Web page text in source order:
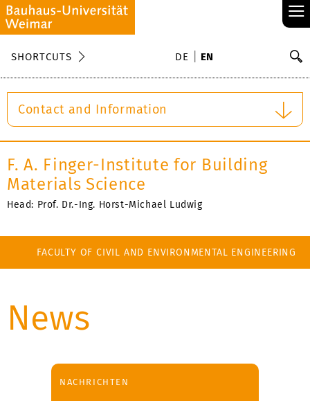
≡
SHORTCUTS DE EN
Contact and Information
F. A. Finger-Institute for Building
Materials Science
Head: Prof. Dr.-Ing. Horst-Michael Ludwig
FACULTY OF CIVIL AND ENVIRONMENTAL ENGINEERING
News
NACHRICHTEN